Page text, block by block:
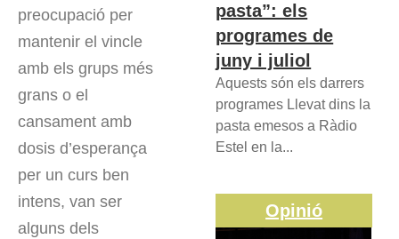
preocupació per
mantenir el vincle
amb els grups més
grans o el
cansament amb
dosis d’esperança
per un curs ben
intens, van ser
alguns dels
pasta”: els
programes de
juny i juliol
Aquests són els darrers
programes Llevat dins la
pasta emesos a Ràdio
Estel en la...
Opinió